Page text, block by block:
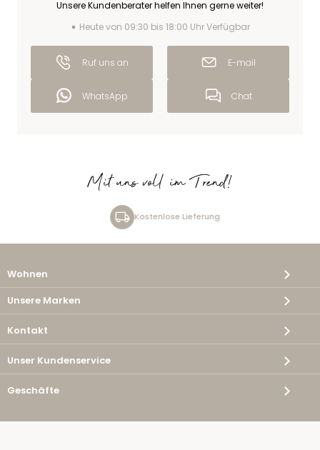
Unsere Kundenberater helfen Ihnen gerne weiter!
Heute von 09:30 bis 18:00 Uhr Verfügbar
Ruf uns an E-mail
WhatsApp Chat
Mit uns voll im Trend!
Kostenlose Lieferung
Wohnen
Unsere Marken
Kontakt
Unser Kundenservice
Geschäfte